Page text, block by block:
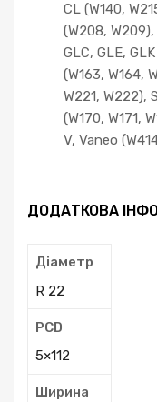
CL (W140,
(W208, W209),
GLC, GLE,
(W163, W164,
W221, W222),
(W170, W171,
V, Vaneo
ДОДАТКОВА
Діаметр
R 22
PCD
5×112
Ширина